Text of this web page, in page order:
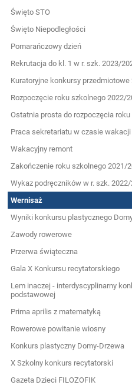
Święto STO
Święto Niepodległości
Pomarańczowy dzień
Rekrutacja do kl. 1 w r. szk. 2023/
Kuratoryjne konkursy
Rozpoczęcie roku szkolnego 2022/
Ostatnia prosta do rozpoczęcia
Praca sekretariatu w czasie wakacji
Wakacyjny remont
Zakończenie roku szkolnego 2021/
Wykaz podręczników w r. szk.
Wernisaż
Wyniki konkursu plastycznego
Zawody rowerowe
Przerwa świąteczna
Gala X Konkursu recytatorskiego
Lem inaczej - interdyscyplinarny
podstawowej
Prima aprilis z matematyką
Rowerowe powitanie wiosny
Konkurs plastyczny Domy-Drzewa
X Szkolny konkurs recytatorski
Gazeta Dzieci FILOZOFIK